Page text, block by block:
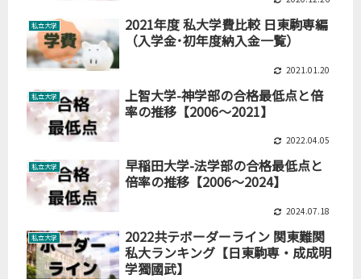
私立大学
2021年度 私大学費比較 日東駒専編
（入学金･初年度納入金一覧）
2021.01.20
私立大学
上智大学-神学部の合格最低点と倍
率の推移【2006～2021】
2022.04.05
私立大学
早稲田大学-法学部の合格最低点と
倍率の推移【2006～2024】
2024.07.18
私立大学
2022共テボーダーライン 関東難関
私大ランキング【日東駒専・成成明
学獨國武】